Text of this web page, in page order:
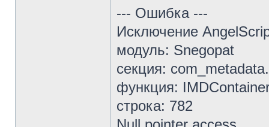
--- Ошибка ---
Исключение
модуль: Snegopat
секция:
функция:
строка: 782